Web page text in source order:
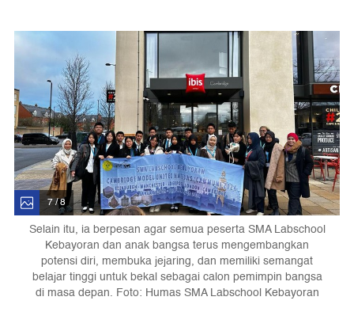
7 / 8
Selain itu, ia berpesan agar semua peserta SMA Labschool
Kebayoran dan anak bangsa terus mengembangkan
potensi diri, membuka jejaring, dan memiliki semangat
belajar tinggi untuk bekal sebagai calon pemimpin bangsa
di masa depan. Foto: Humas SMA Labschool Kebayoran